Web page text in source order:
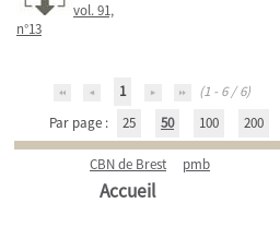
vol. 91,
n°13
1
(1 - 6 / 6)
Par page :
25 50 100 200
CBN de Brest pmb
Accueil